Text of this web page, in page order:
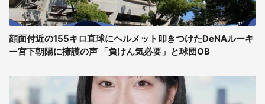
顔面付近の155キロ直球にヘルメット叩きつけたDeNAルーキ
ー宮下朝陽に擁護の声 「負けん気必要」と球団OB